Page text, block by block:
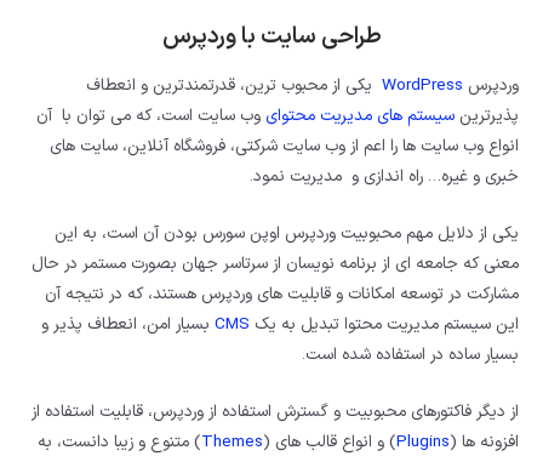
طراحی سایت با وردپرس
وردپرس WordPress یکی از محبوب ترین، قدرتمندترین و انعطاف
پذیرترین سیستم های مدیریت محتوای وب سایت است، که می توان با آن
انواع وب سایت ها را اعم از وب سایت شرکتی، فروشگاه آنلاین، سایت های
خبری و غیره… راه اندازی و مدیریت نمود.
یکی از دلایل مهم محبوبیت وردپرس اوپن سورس بودن آن است، به این
معنی که جامعه ای از برنامه نویسان از سرتاسر جهان بصورت مستمر در حال
مشارکت در توسعه امکانات و قابلیت های وردپرس هستند، که در نتیجه آن
این سیستم مدیریت محتوا تبدیل به یک CMS بسیار امن، انعطاف پذیر و
بسیار ساده در استفاده شده است.
از دیگر فاکتورهای محبوبیت و گسترش استفاده از وردپرس، قابلیت استفاده از
افزونه ها (Plugins) و انواع قالب های (Themes) متنوع و زیبا دانست، به